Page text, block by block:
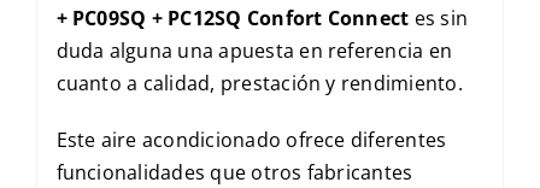
+ PC09SQ + PC12SQ Confort Connect es sin
duda alguna una apuesta en referencia en
cuanto a calidad, prestación y rendimiento.
Este aire acondicionado ofrece diferentes
funcionalidades que otros fabricantes